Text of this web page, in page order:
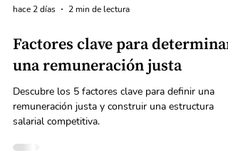
hace 2 días 2 min de lectura
Factores clave para determinar
una remuneración justa
Descubre los 5 factores clave para definir una
remuneración justa y construir una estructura
salarial competitiva.